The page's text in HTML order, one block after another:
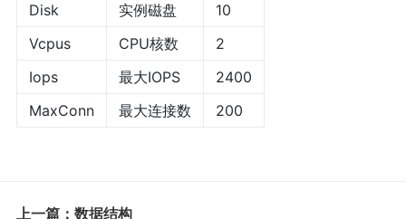
Disk
实例磁盘
10
Vcpus
CPU核数
2
Iops
最大IOPS
2400
MaxConn
最大连接数 200
上一篇：数据结构